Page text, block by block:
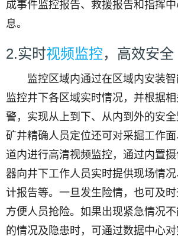
成事件监控报告、救援报告和指挥
息。
2.实时视频监控，高效安全
监控区域内通过在区域内安装
监控井下各区域实时情况，并根据
警，实现从上到下、从内到外的安
矿井精确人员定位还可对采掘工作
道内进行高清视频监控，通过内置
器向井下工作人员实时提供现场情
计报告等。一旦发生险情，也可及时
方便人员抢险。如果出现紧急情况
的情况及隐患时，可通过数据中心